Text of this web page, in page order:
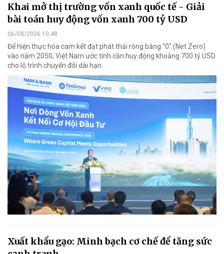
Khai mở thị trường vốn xanh quốc tế - Giải
bài toán huy động vốn xanh 700 tỷ USD
06/08/2026 10:48
Để hiện thực hóa cam kết đạt phát thải ròng bằng "0" (Net Zero)
vào năm 2050, Việt Nam ước tính cần huy động khoảng 700 tỷ USD
cho lộ trình chuyển đổi dài hạn.
Xuất khẩu gạo: Minh bạch cơ chế để tăng sức